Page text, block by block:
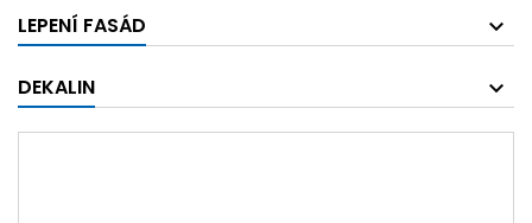
LEPENÍ FASÁD
DEKALIN